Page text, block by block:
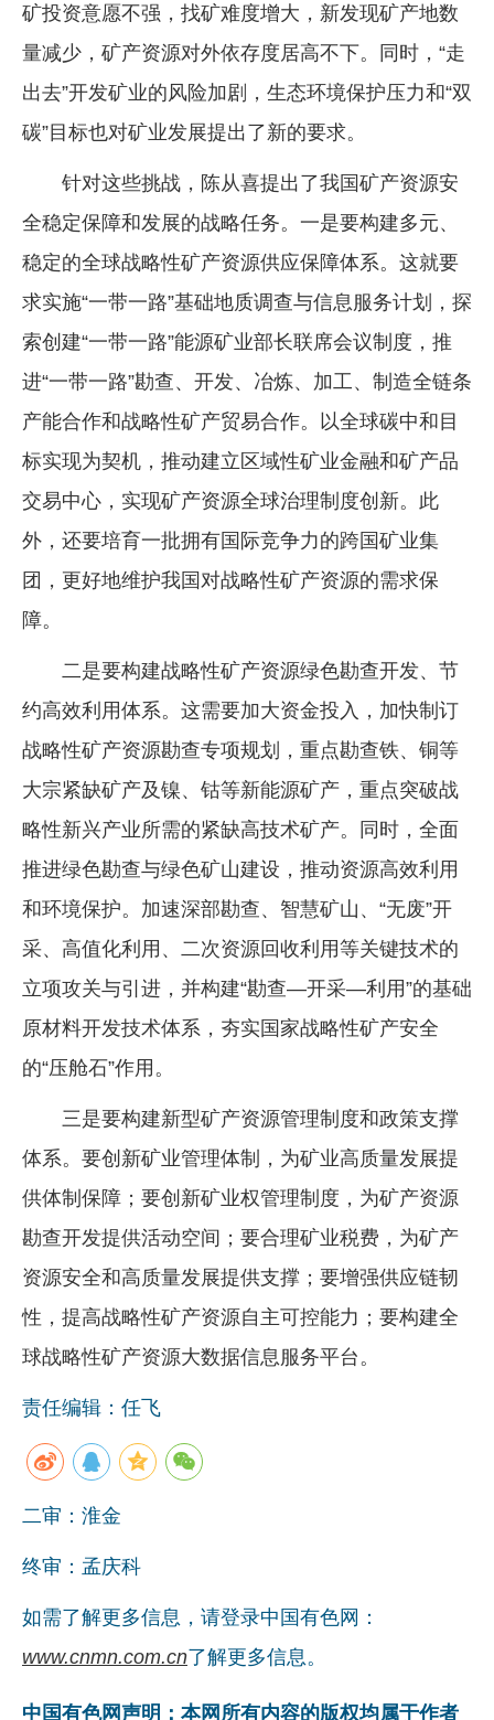
矿投资意愿不强，找矿难度增大，新发现矿产地数
量减少，矿产资源对外依存度居高不下。同时，“走
出去”开发矿业的风险加剧，生态环境保护压力和“双
碳”目标也对矿业发展提出了新的要求。
针对这些挑战，陈从喜提出了我国矿产资源安
全稳定保障和发展的战略任务。一是要构建多元、
稳定的全球战略性矿产资源供应保障体系。这就要
求实施“一带一路”基础地质调查与信息服务计划，探
索创建“一带一路”能源矿业部长联席会议制度，推
进“一带一路”勘查、开发、冶炼、加工、制造全链条
产能合作和战略性矿产贸易合作。以全球碳中和目
标实现为契机，推动建立区域性矿业金融和矿产品
交易中心，实现矿产资源全球治理制度创新。此
外，还要培育一批拥有国际竞争力的跨国矿业集
团，更好地维护我国对战略性矿产资源的需求保
障。
二是要构建战略性矿产资源绿色勘查开发、节
约高效利用体系。这需要加大资金投入，加快制订
战略性矿产资源勘查专项规划，重点勘查铁、铜等
大宗紧缺矿产及镍、钴等新能源矿产，重点突破战
略性新兴产业所需的紧缺高技术矿产。同时，全面
推进绿色勘查与绿色矿山建设，推动资源高效利用
和环境保护。加速深部勘查、智慧矿山、“无废”开
采、高值化利用、二次资源回收利用等关键技术的
立项攻关与引进，并构建“勘查—开采—利用”的基础
原材料开发技术体系，夯实国家战略性矿产安全
的“压舱石”作用。
三是要构建新型矿产资源管理制度和政策支撑
体系。要创新矿业管理体制，为矿业高质量发展提
供体制保障；要创新矿业权管理制度，为矿产资源
勘查开发提供活动空间；要合理矿业税费，为矿产
资源安全和高质量发展提供支撑；要增强供应链韧
性，提高战略性矿产资源自主可控能力；要构建全
球战略性矿产资源大数据信息服务平台。
责任编辑：任飞
二审：淮金
终审：孟庆科
如需了解更多信息，请登录中国有色网：
www.cnmn.com.cn了解更多信息。
中国有色网声明：本网所有内容的版权均属于作者